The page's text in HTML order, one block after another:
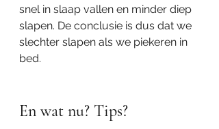
snel in slaap vallen en minder diep
slapen. De conclusie is dus dat we
slechter slapen als we piekeren in
bed.
En wat nu? Tips?